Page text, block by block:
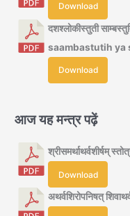
Download
दशश्लोकीस्तुती
saambastutih ya
Download
आज यह मन्त्र पढ़ें
श्रीसमर्थाथर्वशीर्षम्
Download
अथर्वशिरोपनिषत्